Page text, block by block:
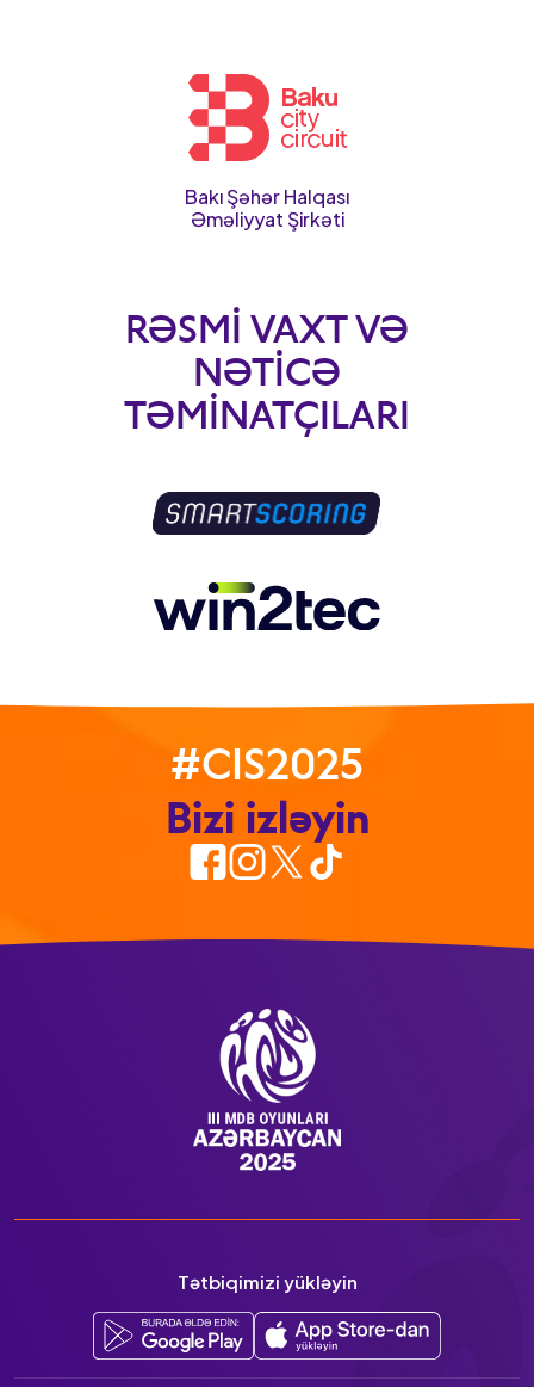
Bakı Şəhər Halqası
Əməliyyat Şirkəti
RƏSMI VAXT VƏ
NƏTICƏ
TƏMINATÇILARI
#CIS2025
Bizi izləyin
Tətbiqimizi yükləyin